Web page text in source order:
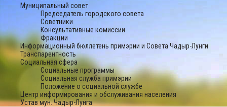
Муниципальный совет
Председатель городского совета
Советники
Консультативные комиссии
Фракции
Информационный бюллетень примэрии и Совета Чадыр-Лунги
Транспарентность
Социальная сфера
Социальные программы
Социальная служба примэрии
Положение о социальной службе
Центр информирования и обслуживания населения
Устав мун. Чадыр-Лунга